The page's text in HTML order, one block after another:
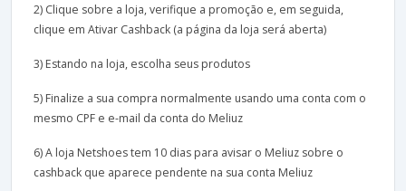
2) Clique sobre a loja, verifique a promoção e, em seguida,
clique em Ativar Cashback (a página da loja será aberta)
3) Estando na loja, escolha seus produtos
5) Finalize a sua compra normalmente usando uma conta com o
mesmo CPF e e-mail da conta do Meliuz
6) A loja Netshoes tem 10 dias para avisar o Meliuz sobre o
cashback que aparece pendente na sua conta Meliuz